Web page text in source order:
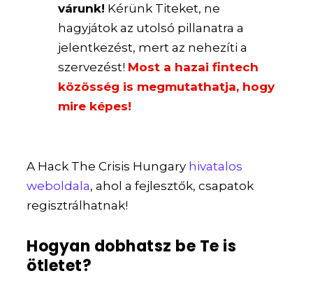
várunk! Kérünk Titeket, ne
hagyjátok az utolsó pillanatra a
jelentkezést, mert az nehezíti a
szervezést! Most a hazai fintech
közösség is megmutathatja, hogy
mire képes!
A Hack The Crisis Hungary hivatalos
weboldala, ahol a fejlesztők, csapatok
regisztrálhatnak!
Hogyan dobhatsz be Te is
ötletet?